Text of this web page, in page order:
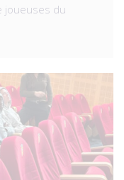
joueuses du